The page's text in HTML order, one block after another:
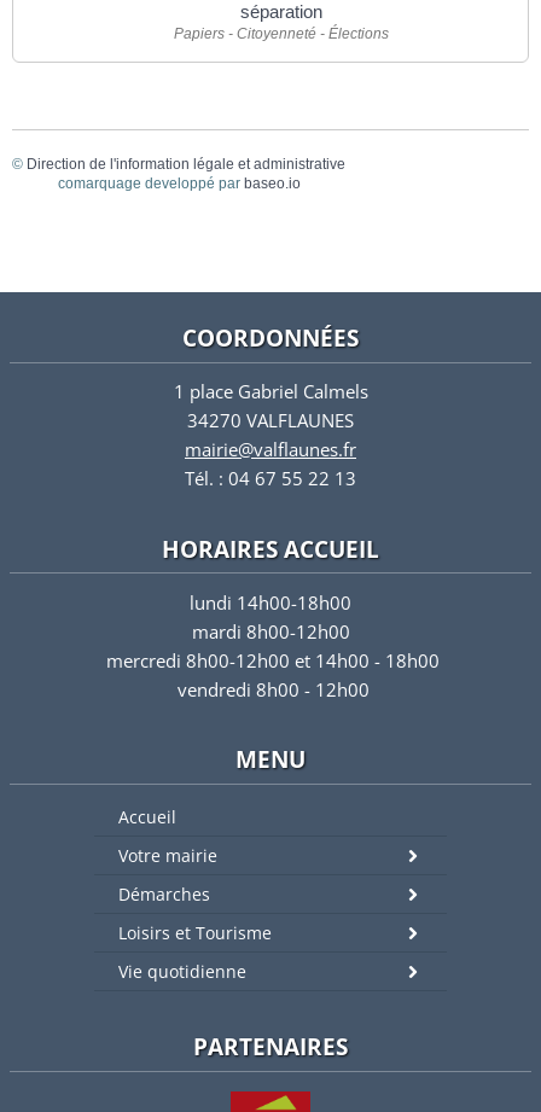
séparation
Papiers - Citoyenneté - Élections
© Direction de l'information légale et administrative
comarquage developpé par baseo.io
COORDONNÉES
1 place Gabriel Calmels
34270 VALFLAUNES
mairie@valflaunes.fr
Tél. : 04 67 55 22 13
HORAIRES ACCUEIL
lundi 14h00-18h00
mardi 8h00-12h00
mercredi 8h00-12h00 et 14h00 - 18h00
vendredi 8h00 - 12h00
MENU
Accueil
Votre mairie
Démarches
Loisirs et Tourisme
Vie quotidienne
PARTENAIRES